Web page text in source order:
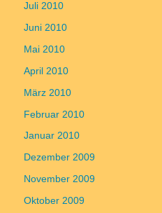
Juli 2010
Juni 2010
Mai 2010
April 2010
März 2010
Februar 2010
Januar 2010
Dezember 2009
November 2009
Oktober 2009